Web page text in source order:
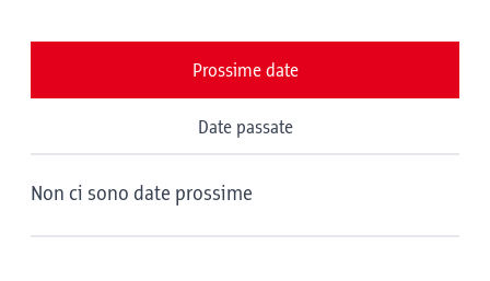
Prossime date
Date passate
Non ci sono date prossime